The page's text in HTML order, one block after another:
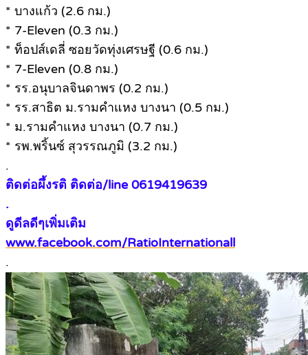
* บางแก้ว (2.6 กม.)
* 7-Eleven (0.3 กม.)
* ท็อปส์เดลี่ ซอยวัดทุ่งเศรษฐี (0.6 กม.)
* 7-Eleven (0.8 กม.)
* รร.อนุบาลจินดาพร (0.2 กม.)
* รร.สาธิต ม.รามคำแหง บางนา (0.5 กม.)
* ม.รามคำแหง บางนา (0.7 กม.)
* รพ.พริ้นซ์ สุวรรณภูมิ (3.2 กม.)
.
ติดต่อผึ้งรติ ติดต่อ/line 0619419639
.
ดูดีลดีๆเพิ่มเติม
www.facebook.com/RatioInternationall
.